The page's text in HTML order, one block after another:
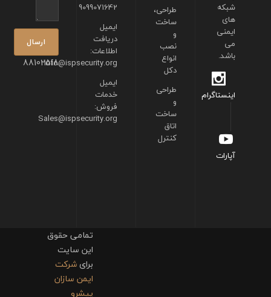
88102518
9099071642
ایمیل
دریافت
اطلاعات:
info@ispsecurity.org
ایمیل
خدمات
فروش:
Sales@ispsecurity.org
طراحی،
ساخت
و
نصب
انواع
دکل
طراحی
و
ساخت
اتاق
کنترل
شبکه
های
ایمنی
می
باشد.
اینستاگرام
آپارات
تمامی حقوق
این سایت
برایشرکت
ایمن سازان
پیشرو